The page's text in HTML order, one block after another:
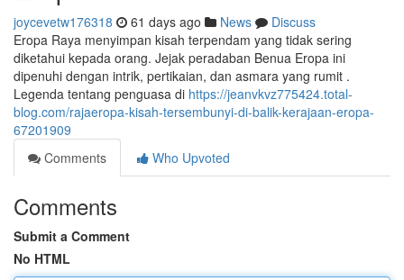
joycevetw176318 61 days ago News
Discuss
Eropa Raya menyimpan kisah terpendam yang tidak sering
diketahui kepada orang. Jejak peradaban Benua Eropa ini
dipenuhi dengan intrik, pertikaian, dan asmara yang rumit .
Legenda tentang penguasa di https://jeanvkvz775424.total-
blog.com/rajaeropa-kisah-tersembunyi-di-balik-kerajaan-eropa-
67201909
Comments
Who Upvoted
Comments
Submit a Comment
No HTML